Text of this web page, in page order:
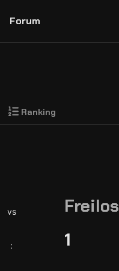
Forum
Ranking
vs
Freilos
: 1